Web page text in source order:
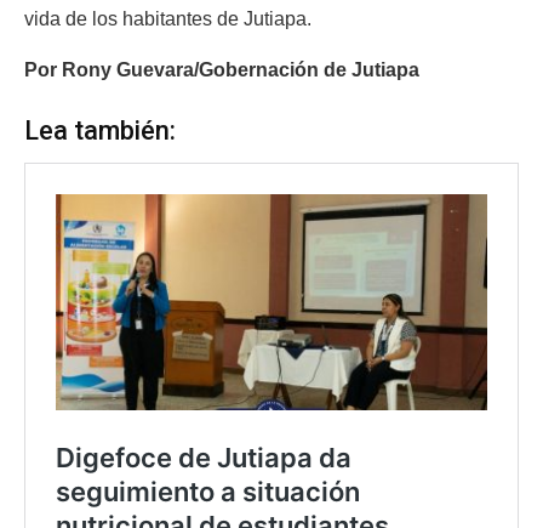
vida de los habitantes de Jutiapa.
Por Rony Guevara/Gobernación de Jutiapa
Lea también: